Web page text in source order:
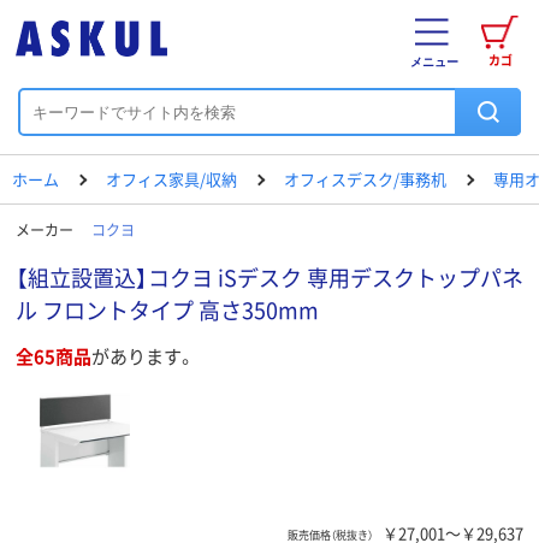
カゴ
メニュー
ホーム オフィス家具/収納 オフィスデスク/事務机 専用
メーカー コクヨ
【組立設置込】コクヨ iSデスク 専用デスクトップパネ
ル フロントタイプ 高さ350mm
全65商品があります。
販売価格（税抜き） ￥27,001～￥29,637